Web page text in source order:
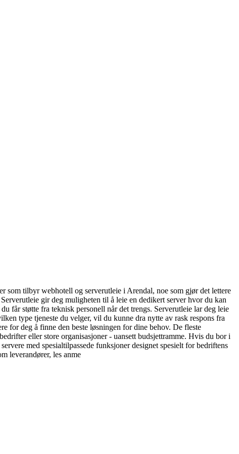
som tilbyr webhotell og serverutleie i Arendal, noe som gjør det lettere
gir deg muligheten til å leie en dedikert server hvor du kan
får støtte fra teknisk personell når det trengs. Serverutleie lar deg leie
type tjeneste du velger, vil du kunne dra nytte av rask respons fra
for deg å finne den beste løsningen for dine behov. De fleste
eller store organisasjoner - uansett budsjettramme. Hvis du bor i
med spesialtilpassede funksjoner designet spesielt for bedriftens
leverandører, les anme